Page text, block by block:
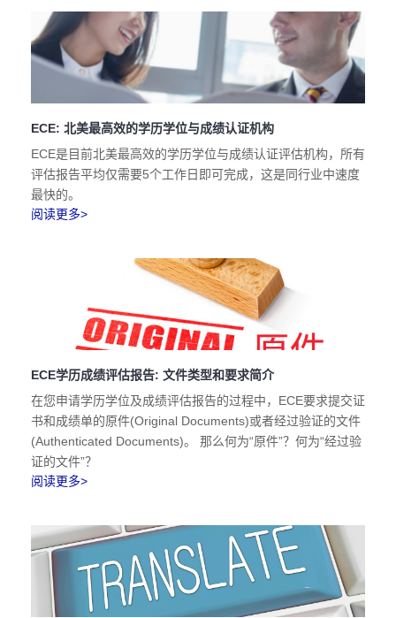
ECE: 北美最高效的学历学位与成绩认证机构
ECE是目前北美最高效的学历学位与成绩认证评估机构，所有
评估报告平均仅需要5个工作日即可完成，这是同行业中速度
最快的。
阅读更多>
ECE学历成绩评估报告: 文件类型和要求简介
在您申请学历学位及成绩评估报告的过程中，ECE要求提交证
书和成绩单的原件(Original Documents)或者经过验证的文件
(Authenticated Documents)。 那么何为“原件”？何为“经过验
证的文件”？
阅读更多>